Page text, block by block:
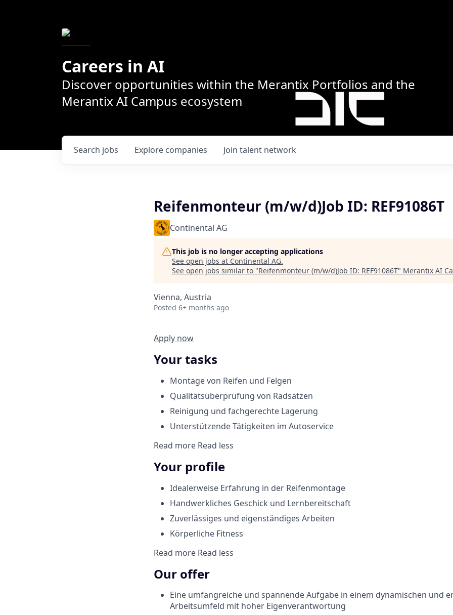
Careers in AI
Discover opportunities within the Merantix Portfolios and the
Merantix AI Campus ecosystem
Search jobs Explore companies Join talent network
Reifenmonteur (m/w/d)Job ID: REF91086T
Continental AG
This job is no longer accepting applications
See open jobs at Continental AG.
See open jobs similar to "Reifenmonteur (m/w/d)Job ID: REF91086T" Merantix AI
Vienna, Austria
Posted 6+ months ago
Apply now
Your tasks
Montage von Reifen und Felgen
Qualitätsüberprüfung von Radsätzen
Reinigung und fachgerechte Lagerung
Unterstützende Tätigkeiten im Autoservice
Read more Read less
Your profile
Idealerweise Erfahrung in der Reifenmontage
Handwerkliches Geschick und Lernbereitschaft
Zuverlässiges und eigenständiges Arbeiten
Körperliche Fitness
Read more Read less
Our offer
Eine umfangreiche und spannende Aufgabe in einem dynamischen und
Arbeitsumfeld mit hoher Eigenverantwortung